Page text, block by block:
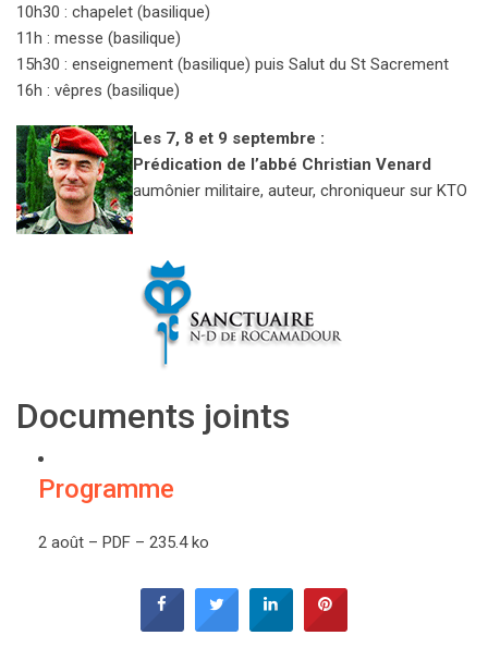
10h30 : chapelet (basilique)
11h : messe (basilique)
15h30 : enseignement (basilique) puis Salut du St Sacrement
16h : vêpres (basilique)
Les 7, 8 et 9 septembre :
Prédication de l’abbé Christian Venard
aumônier militaire, auteur, chroniqueur sur KTO
Documents joints
Programme
2 août – PDF – 235.4 ko